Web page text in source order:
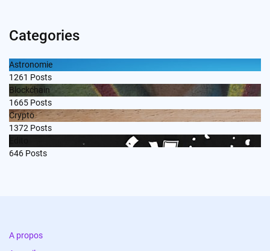
Categories
Astronomie
1261 Posts
Blockchain
1665 Posts
Crypto
1372 Posts
646 Posts
A propos